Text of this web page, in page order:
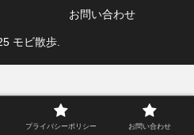
お問い合わせ
モビ散歩.
プライバシーポリシー お問い合わせ